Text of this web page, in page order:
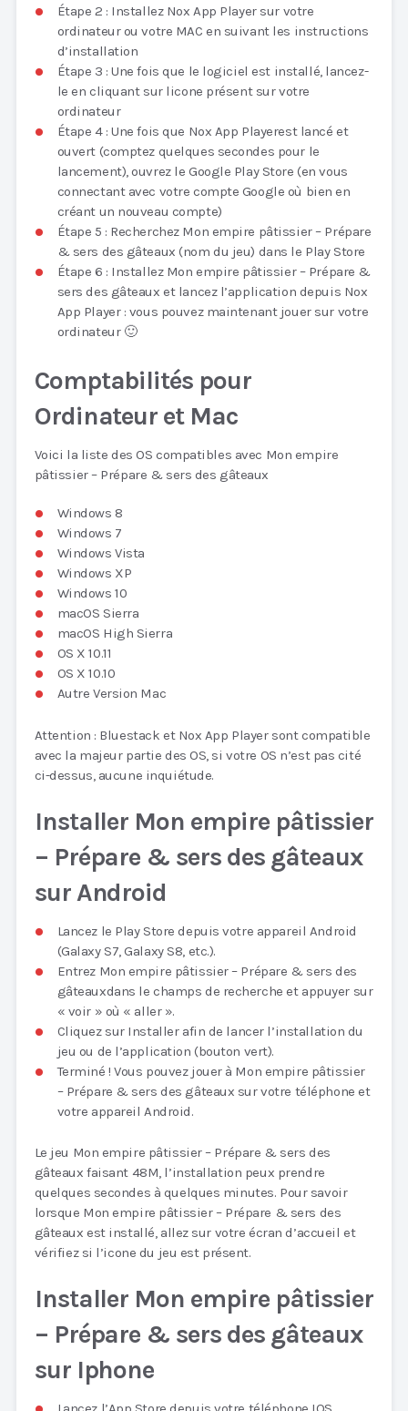
Étape 2 : Installez Nox App Player sur votre
ordinateur ou votre MAC en suivant les instructions
d’installation
Étape 3 : Une fois que le logiciel est installé, lancez-
le en cliquant sur licone présent sur votre
ordinateur
Étape 4 : Une fois que Nox App Playerest lancé et
ouvert (comptez quelques secondes pour le
lancement), ouvrez le Google Play Store (en vous
connectant avec votre compte Google où bien en
créant un nouveau compte)
Étape 5 : Recherchez Mon empire pâtissier – Prépare
& sers des gâteaux (nom du jeu) dans le Play Store
Étape 6 : Installez Mon empire pâtissier – Prépare &
sers des gâteaux et lancez l’application depuis Nox
App Player : vous pouvez maintenant jouer sur votre
ordinateur 🙂
Comptabilités pour
Ordinateur et Mac
Voici la liste des OS compatibles avec Mon empire
pâtissier – Prépare & sers des gâteaux
Windows 8
Windows 7
Windows Vista
Windows XP
Windows 10
macOS Sierra
macOS High Sierra
OS X 10.11
OS X 10.10
Autre Version Mac
Attention : Bluestack et Nox App Player sont compatible
avec la majeur partie des OS, si votre OS n’est pas cité
ci-dessus, aucune inquiétude.
Installer Mon empire pâtissier
– Prépare & sers des gâteaux
sur Android
Lancez le Play Store depuis votre appareil Android
(Galaxy S7, Galaxy S8, etc.).
Entrez Mon empire pâtissier – Prépare & sers des
gâteauxdans le champs de recherche et appuyer sur
« voir » où « aller ».
Cliquez sur Installer afin de lancer l’installation du
jeu ou de l’application (bouton vert).
Terminé ! Vous pouvez jouer à Mon empire pâtissier
– Prépare & sers des gâteaux sur votre téléphone et
votre appareil Android.
Le jeu Mon empire pâtissier – Prépare & sers des
gâteaux faisant 48M, l’installation peux prendre
quelques secondes à quelques minutes. Pour savoir
lorsque Mon empire pâtissier – Prépare & sers des
gâteaux est installé, allez sur votre écran d’accueil et
vérifiez si l’icone du jeu est présent.
Installer Mon empire pâtissier
– Prépare & sers des gâteaux
sur Iphone